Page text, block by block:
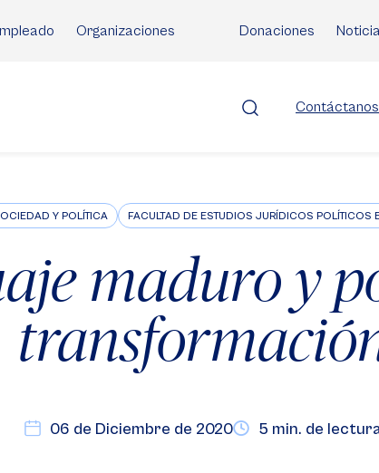
Organizaciones Donaciones
Contáctanos
Y POLÍTICA FACULTAD DE ESTUDIOS JURÍDICOS POLÍTICOS
maduro y
06 de Diciembre de 2020 5 min. de